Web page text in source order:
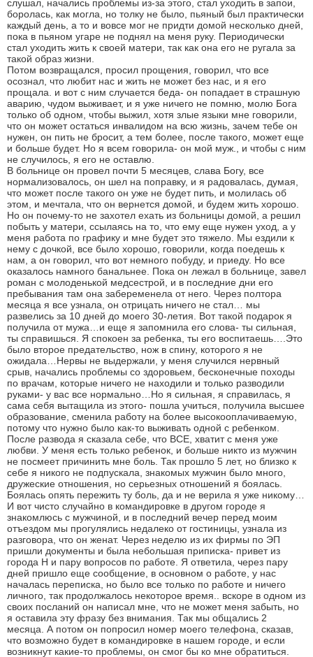
слушал, начались проблемы из-за этого, стал уходить в запои,
боролась, как могла, но толку не было, пьяный был практически
каждый день, а то и вовсе мог не придти домой несколько дней,
пока в пьяном угаре не поднял на меня руку. Периодически
стал уходить жить к своей матери, так как она его не ругала за
такой образ жизни.
Потом возвращался, просил прощения, говорил, что все
осознал, что любит нас и жить не может без нас, и я его
прощала. и вот с ним случается беда- он попадает в страшную
аварию, чудом выживает, и я уже ничего не помню, молю Бога
только об одном, чтобы выжил, хотя злые языки мне говорили,
что он может остаться инвалидом на всю жизнь, зачем тебе он
нужен, он пить не бросит, а тем более, после такого, может еще
и больше будет. Но я всем говорила- он мой муж., и чтобы с ним
не случилось, я его не оставлю.
В больнице он провел почти 5 месяцев, слава Богу, все
нормализовалось, он шел на поправку, и я радовалась, думая,
что может после такого он уже не будет пить, и молилась об
этом, и мечтала, что он вернется домой, и будем жить хорошо.
Но он почему-то не захотел ехать из больницы домой, а решил
побыть у матери, ссылаясь на то, что ему еще нужен уход, а у
меня работа по графику и мне будет это тяжело. Мы ездили к
нему с дочкой, все было хорошо, говорили, когда поедешь к
нам, а он говорил, что вот немного побуду, и приеду. Но все
оказалось намного банальнее. Пока он лежал в больнице, завел
роман с молоденькой медсестрой, и в последние дни его
пребывания там она забеременела от него. Через полтора
месяца я все узнала, он отрицать ничего не стал… мы
развелись за 10 дней до моего 30-летия. Вот такой подарок я
получила от мужа…и еще я запомнила его слова- ты сильная,
ты справишься. Я спокоен за ребенка, ты его воспитаешь….Это
было второе предательство, нож в спину, которого я не
ожидала…Нервы не выдержали, у меня случился нервный
срыв, начались проблемы со здоровьем, бесконечные походы
по врачам, которые ничего не находили и только разводили
руками- у вас все нормально…Но я сильная, я справилась, я
сама себя вытащила из этого- пошла учиться, получила высшее
образование, сменила работу на более высокооплачиваемую,
потому что нужно было как-то выживать одной с ребенком.
После развода я сказала себе, что ВСЕ, хватит с меня уже
любви. У меня есть только ребенок, и больше никто из мужчин
не посмеет причинить мне боль. Так прошло 5 лет, но близко к
себе я никого не подпускала, знакомых мужчин было много,
дружеские отношения, но серьезных отношений я боялась.
Боялась опять пережить ту боль, да и не верила я уже никому…
И вот чисто случайно в командировке в другом городе я
знакомлюсь с мужчиной, и в последний вечер перед моим
отъездом мы прогулялись недалеко от гостиницы, узнала из
разговора, что он женат. Через неделю из их фирмы по ЭП
пришли документы и была небольшая приписка- привет из
города Н и пару вопросов по работе. Я ответила, через пару
дней пришло еще сообщение, в основном о работе, у нас
началась переписка, но было все только по работе и ничего
личного, так продолжалось некоторое время.. вскоре в одном из
своих посланий он написал мне, что не может меня забыть, но
я оставила эту фразу без внимания. Так мы общались 2
месяца. А потом он попросил номер моего телефона, сказав,
что возможно будет в командировке в нашем городе, и если
возникнут какие-то проблемы, он смог бы ко мне обратиться.